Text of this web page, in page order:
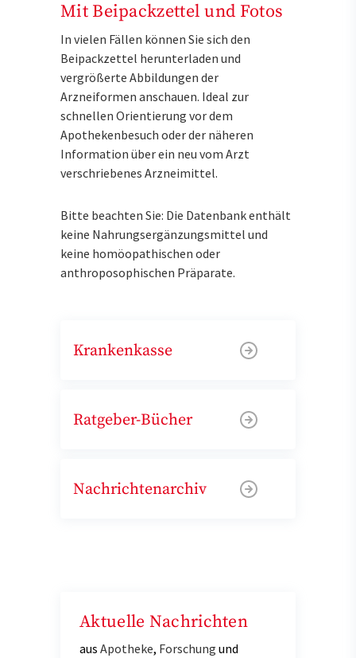
Mit Beipackzettel und Fotos
In vielen Fällen können Sie sich den
Beipackzettel herunterladen und
vergrößerte Abbildungen der
Arzneiformen anschauen. Ideal zur
schnellen Orientierung vor dem
Apothekenbesuch oder der näheren
Information über ein neu vom Arzt
verschriebenes Arzneimittel.
Bitte beachten Sie: Die Datenbank enthält
keine Nahrungsergänzungsmittel und
keine homöopathischen oder
anthroposophischen Präparate.
Krankenkasse
Ratgeber-Bücher
Nachrichtenarchiv
Aktuelle Nachrichten
aus Apotheke, Forschung und